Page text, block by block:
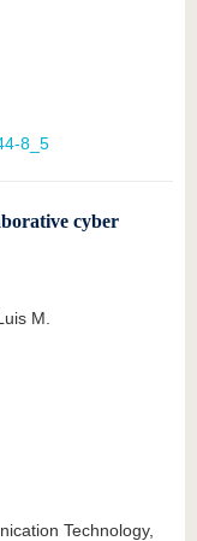
8_5
cyber
M.
Technology,